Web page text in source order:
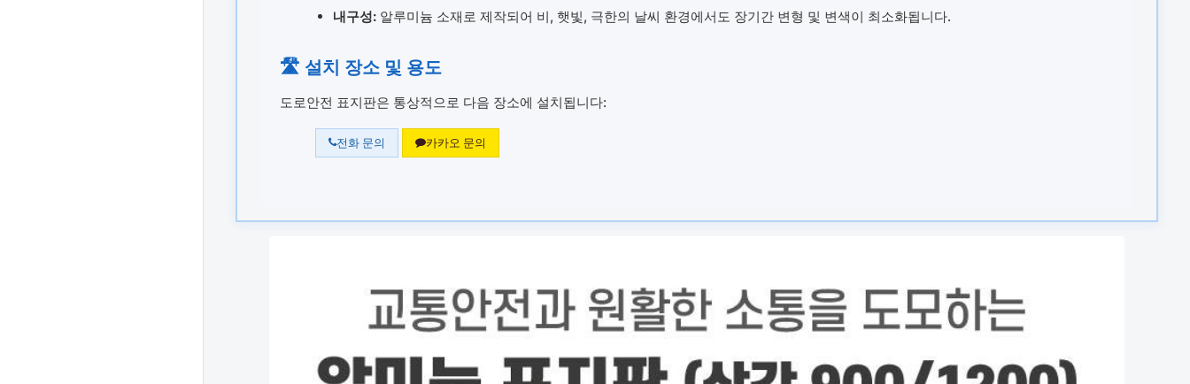
내구성:알루미늄 소재로 제작되어 비, 햇빛, 극한의 날씨 환경에서도 장기간 변형 및 변색이 최소화됩니다.
🛣️ 설치 장소 및 용도
도로안전 표지판은 통상적으로 다음 장소에 설치됩니다:
전화 문의 카카오 문의